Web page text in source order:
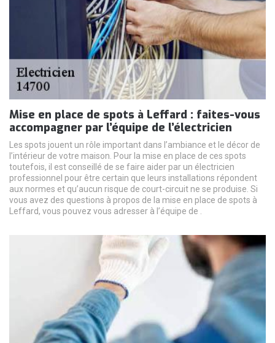
Mise en place de spots à Leffard : faites-vous
accompagner par l’équipe de l’électricien
Les spots jouent un rôle important dans l’ambiance et le décor de
l’intérieur de votre maison. Pour la mise en place de ces spots
toutefois, il est conseillé de se faire aider par un électricien
professionnel pour être certain que leurs installations répondent
aux normes et qu’aucun risque de court-circuit ne se produise. Si
vous avez des questions à propos de la mise en place de spots à
Leffard, vous pouvez vous adresser à l’équipe de .